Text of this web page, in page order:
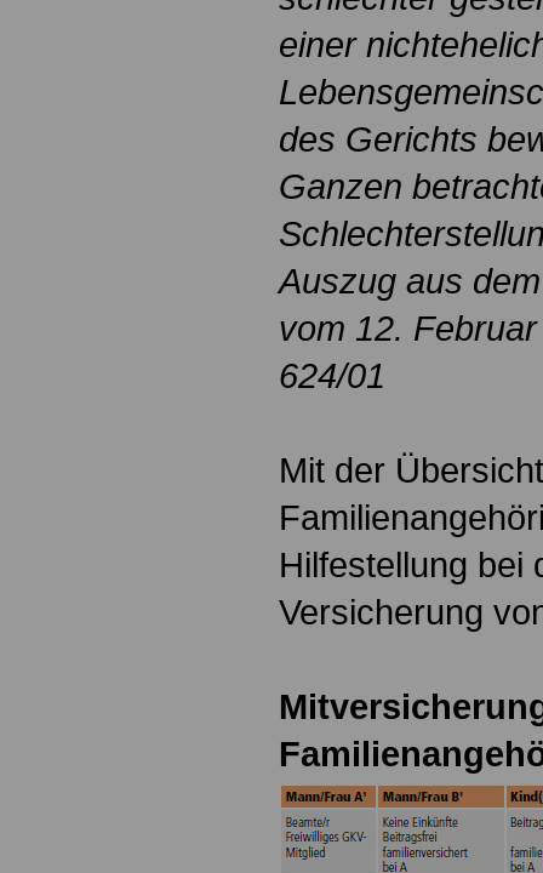
einer
des Gerichts
Ganzen
Auszug aus
vom 12.
624/01
Mit der
Hilfestellung bei
Versicherung